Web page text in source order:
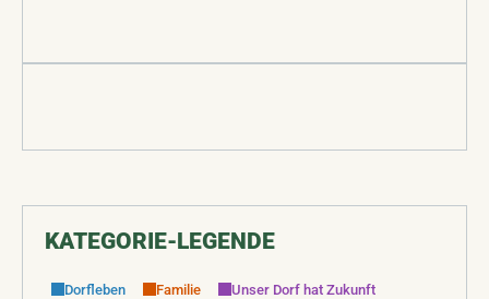
KATEGORIE-LEGENDE
Dorfleben Familie
Unser Dorf hat Zukunft